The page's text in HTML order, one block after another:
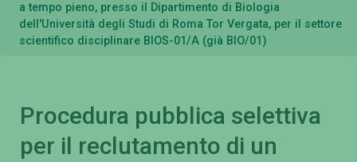
a tempo pieno, presso il Dipartimento di Biologia
dell'Università degli Studi di Roma Tor Vergata, per il settore
scientifico disciplinare BIOS-01/A (già BIO/01)
Procedura pubblica selettiva
per il reclutamento di un